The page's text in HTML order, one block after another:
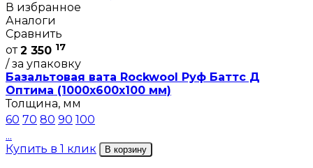
В избранное
Аналоги
Сравнить
от2 350 17
/ за упаковку
Базальтовая вата Rockwool Руф Баттс Д
Оптима (1000х600х100 мм)
Толщина, мм
60 70 80 90 100
...
Купить в 1 клик
В корзину